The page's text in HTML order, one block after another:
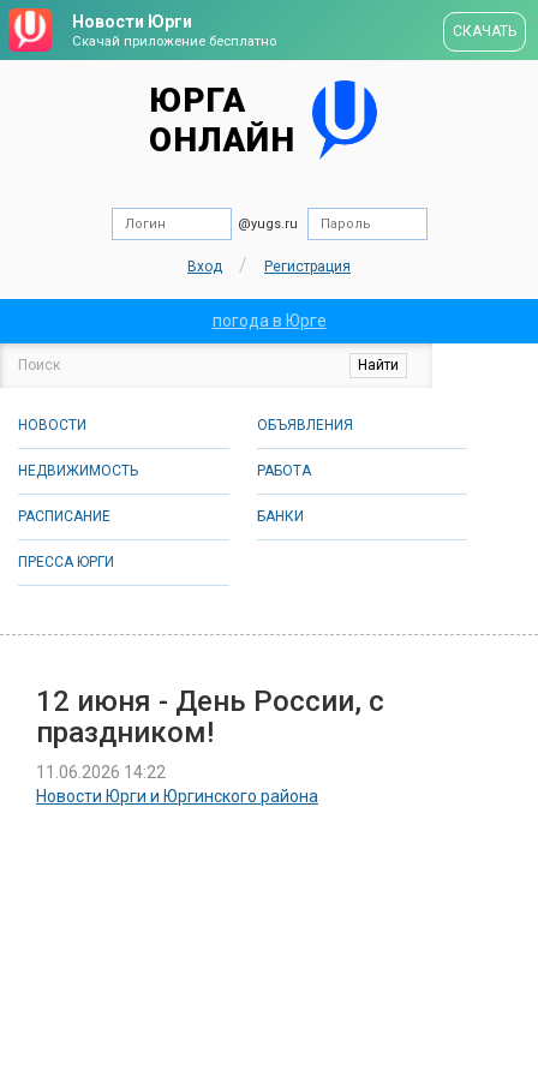
Новости Юрги
Скачай приложение бесплатно
СКАЧАТЬ
ЮРГА
ОНЛАЙН
@yugs.ru
Вход / Регистрация
погода в Юрге
НОВОСТИ ОБЪЯВЛЕНИЯ
НЕДВИЖИМОСТЬ РАБОТА
РАСПИСАНИЕ БАНКИ
ПРЕССА ЮРГИ
12 июня - День России, с
праздником!
11.06.2026 14:22
Новости Юрги и Юргинского района